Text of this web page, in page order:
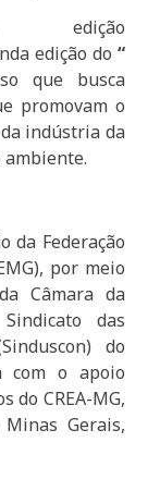
edição
edição do “
que busca
promovam o
indústria da
ambiente.
da Federação
por meio
Câmara da
das
do
com o apoio
do CREA-MG,
Minas Gerais,